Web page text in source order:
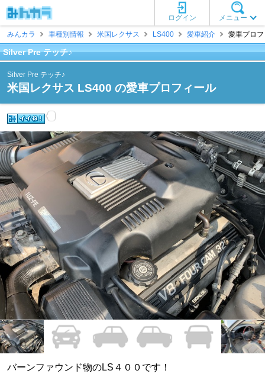
メニュー
ログイン
みんカラ
車種別情報 米国レクサス LS400 愛車紹介 愛車プロ
Silver Pre テッチ♪
Silver Pre テッチ♪
米国レクサス LS400 の愛車プロフィール
バーンファウンド物のLS４００です！